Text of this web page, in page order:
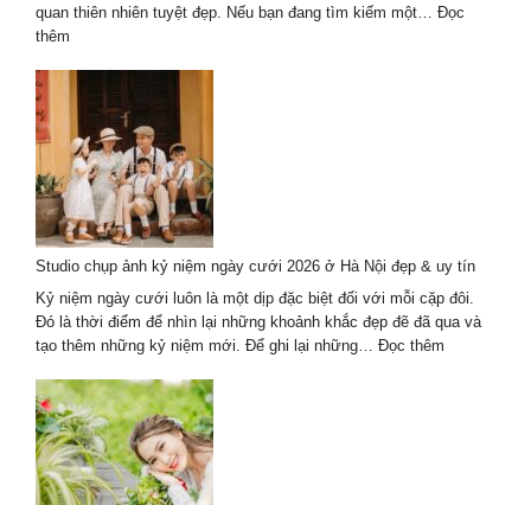
–
quan thiên nhiên tuyệt đẹp. Nếu bạn đang tìm kiếm một… Đọc
thêm
Top
Studio
Chụp
Ảnh
Cưới
Hội
An
2026
Mới
Nhất
Studio chụp ảnh kỷ niệm ngày cưới 2026 ở Hà Nội đẹp & uy tín
Kỷ niệm ngày cưới luôn là một dịp đặc biệt đối với mỗi cặp đôi.
Đó là thời điểm để nhìn lại những khoảnh khắc đẹp đẽ đã qua và
tạo thêm những kỷ niệm mới. Để ghi lại những… Đọc thêm